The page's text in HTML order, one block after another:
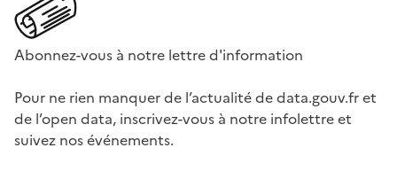
Abonnez-vous à notre lettre d'information
Pour ne rien manquer de l’actualité de data.gouv.fr et
de l’open data, inscrivez-vous à notre infolettre et
suivez nos événements.